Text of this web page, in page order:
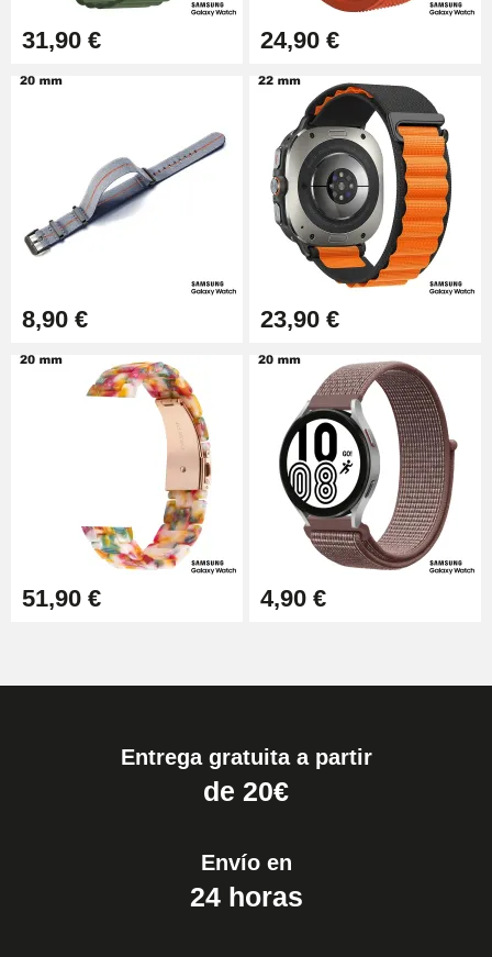
31,90 € 24,90 €
8,90 € 23,90 €
51,90 € 4,90 €
Entrega gratuita a partir
de 20€
Envío en
24 horas